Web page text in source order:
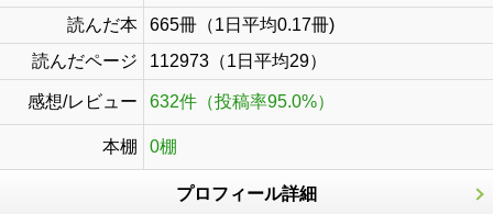
読んだ本
665冊（1日平均0.17冊)
読んだページ
112973（1日平均29）
感想/レビュー 632件（投稿率95.0%）
本棚 0棚
プロフィール詳細